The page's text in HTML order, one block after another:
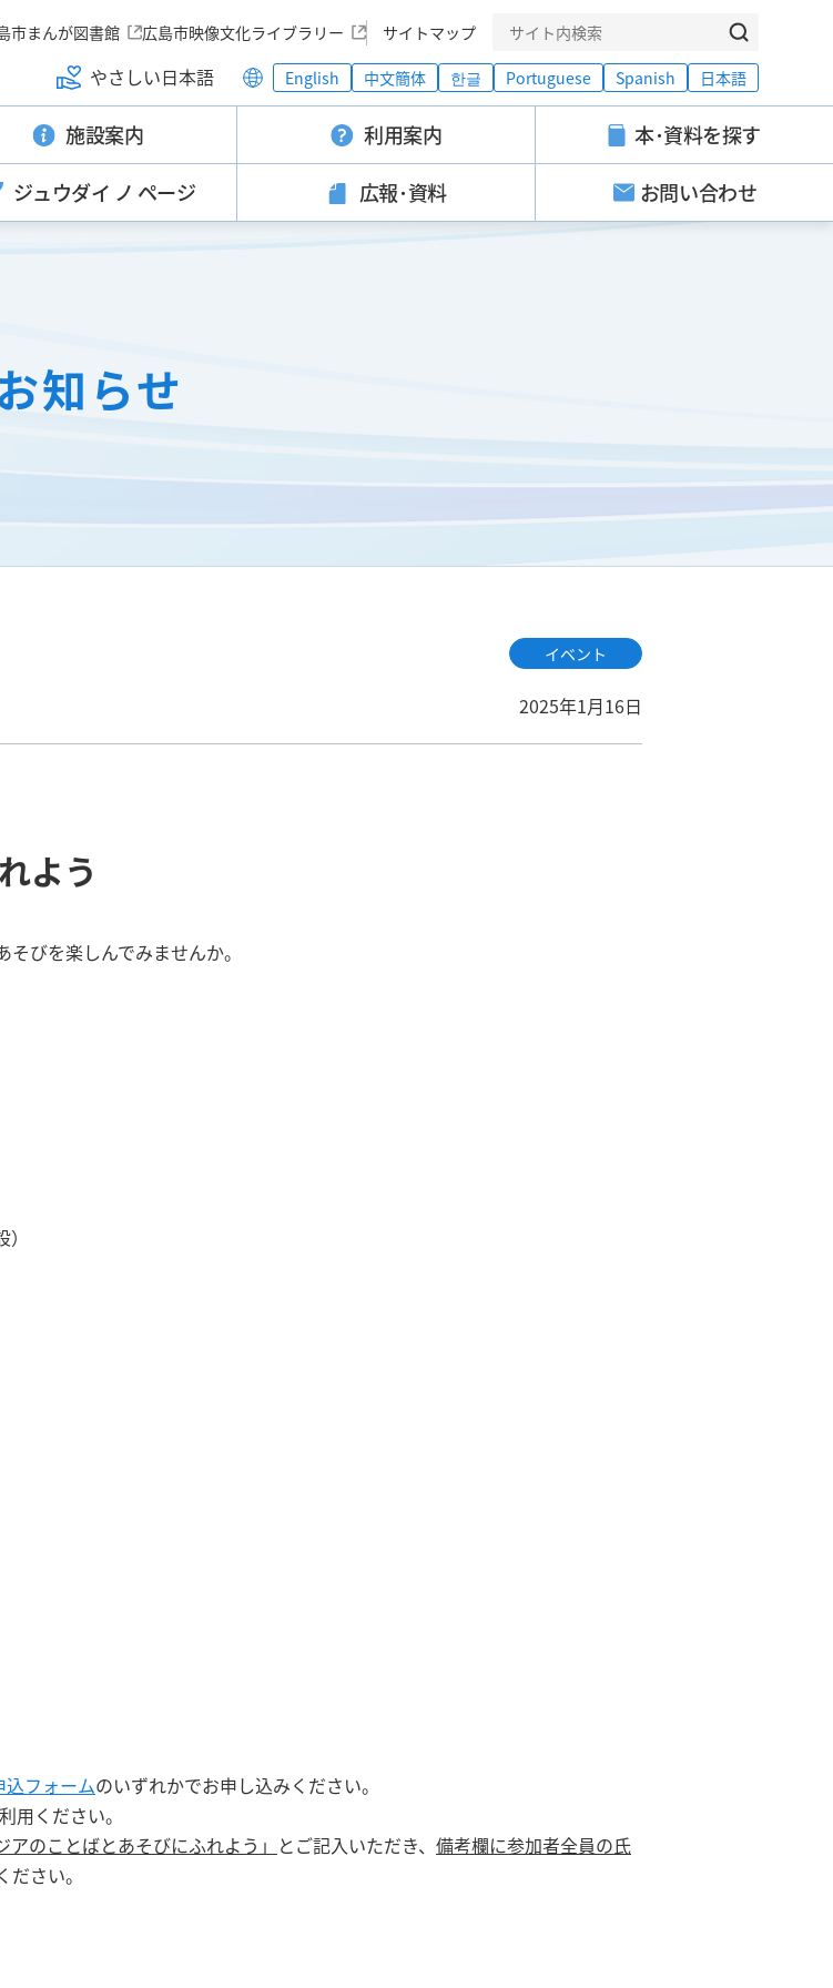
市まんが図書館 広島市映像文化ライブラリー サイトマップ
やさしい日本語 English 中文簡体 한글 Portuguese Spanish 日本語
施設案内 利用案内
本･資料を探す
ジュウダイ ノ ページ 広報･資料 お問い合わせ
知らせ
イベント
2025年1月16日
よう
びを楽しんでみませんか。
込フォームのいずれかでお申し込みください。
用ください。
のことばとあそびにふれよう」 とご記入いただき、 備考欄に参加者全員の氏
ださい。